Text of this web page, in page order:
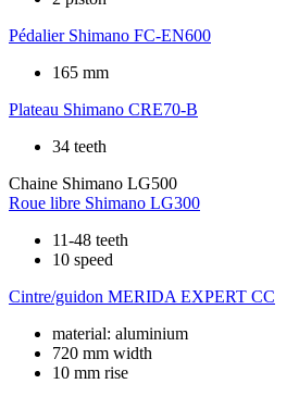
Pédalier Shimano FC-EN600
165 mm
Plateau Shimano CRE70-B
34 teeth
Chaine Shimano LG500
Roue libre Shimano LG300
11-48 teeth
10 speed
Cintre/guidon MERIDA EXPERT CC
material: aluminium
720 mm width
10 mm rise